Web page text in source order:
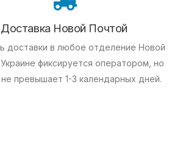
Доставка Новой Почтой
доставки в любое отделение Новой
фиксируется оператором, но
превышает 1-3 календарных дней.